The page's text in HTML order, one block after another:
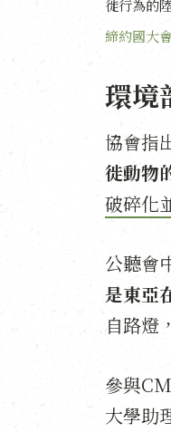
徙行為的
締約國大會
環境
協會指
徙動物
破碎化
公聽會
是東亞
自路燈
參與
大學助